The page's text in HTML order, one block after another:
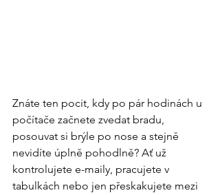
Znáte ten pocit, kdy po pár hodinách u
počítače začnete zvedat bradu,
posouvat si brýle po nose a stejně
nevidíte úplně pohodlně? Ať už
kontrolujete e-maily, pracujete v
tabulkách nebo jen přeskakujete mezi